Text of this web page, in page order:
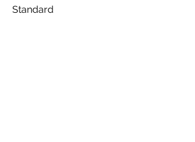
Standard